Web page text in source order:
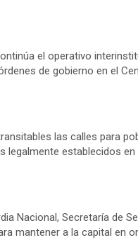
el operativo
de gobierno en el
las calles para
legalmente establecidos en
Nacional, Secretaría de
mantener a la capital en